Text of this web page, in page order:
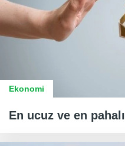
Ekonomi
En ucuz ve en